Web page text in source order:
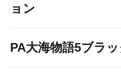
ョン
PA大海物語5ブラ